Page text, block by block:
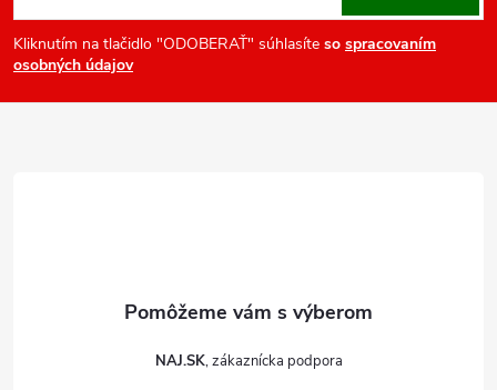
i
Kliknutím na tlačidlo "ODOBERAŤ" súhlasíte so spracovaním
osobných údajov
NAJ.SK